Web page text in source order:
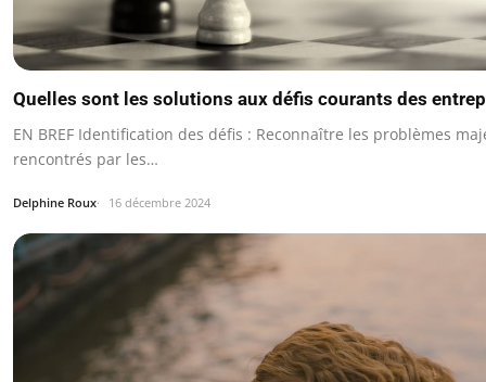
Quelles sont les solutions aux défis courants des
EN BREF Identification des défis : Reconnaître les problèmes
rencontrés par les…
Delphine Roux 16 décembre 2024